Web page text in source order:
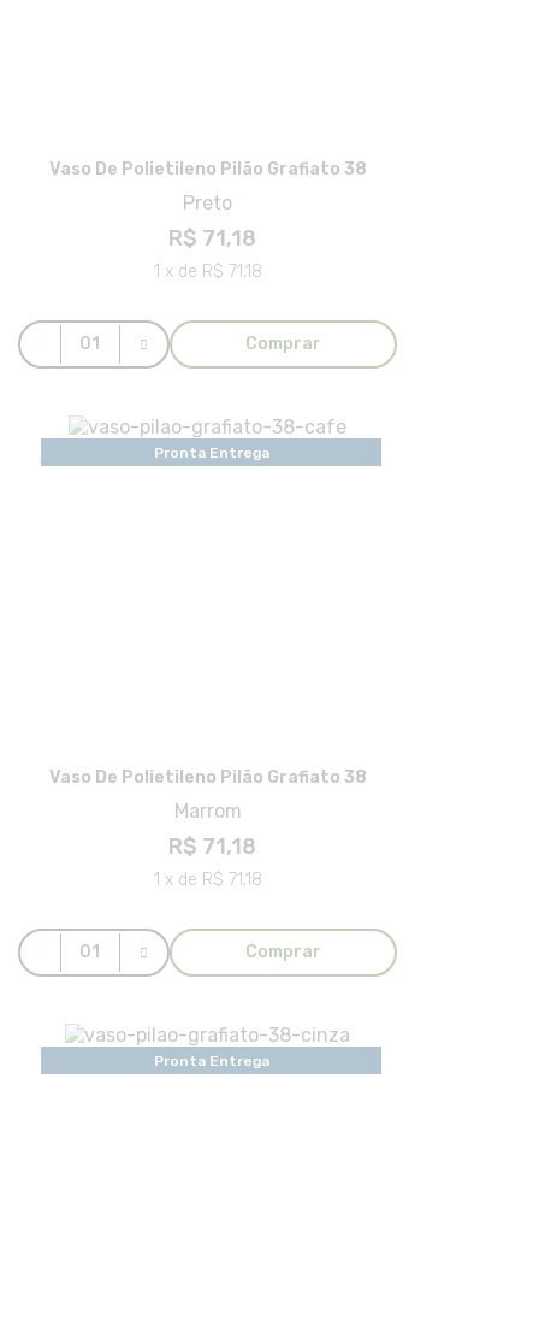
Vaso De Polietileno Pilão Grafiato 38
Preto
R$ 71,18
1 x de R$ 71,18
Comprar
Pronta Entrega
Vaso De Polietileno Pilão Grafiato 38
Marrom
R$ 71,18
1 x de R$ 71,18
Comprar
Pronta Entrega